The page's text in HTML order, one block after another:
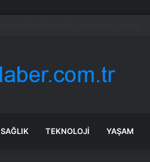
SAĞLIK TEKNOLOJI YAŞAM